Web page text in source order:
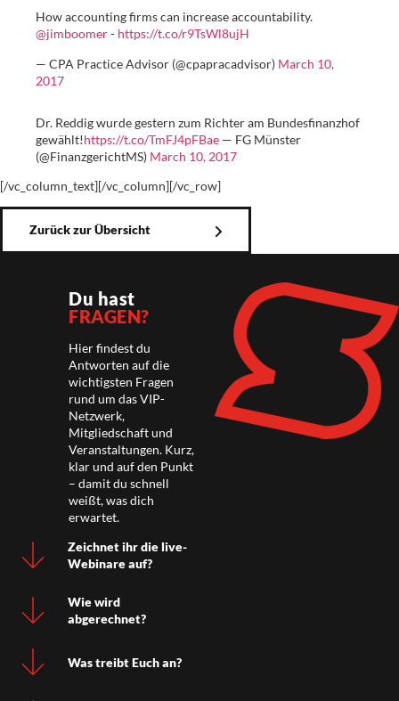
How accounting firms can increase accountability.
@jimboomer- https://t.co/r9TsWl8ujH
— CPA Practice Advisor (@cpapracadvisor) March 10,
2017
Dr. Reddig wurde gestern zum Richter am Bundesfinanzhof
gewählt!https://t.co/TmFJ4pFBae — FG Münster
(@FinanzgerichtMS) March 10, 2017
[/vc_column_text][/vc_column][/vc_row]
Zurück zur Übersicht
Du hast
FRAGEN?
Hier findest du
Antworten auf die
wichtigsten Fragen
rund um das VIP-
Netzwerk,
Mitgliedschaft und
Veranstaltungen. Kurz,
klar und auf den Punkt
– damit du schnell
weißt, was dich
erwartet.
Zeichnet ihr die live-
Webinare auf?
Wie wird
abgerechnet?
Was treibt Euch an?